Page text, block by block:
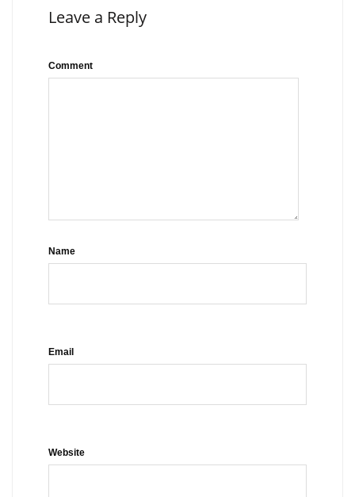
Leave a Reply
Comment
Name
Email
Website